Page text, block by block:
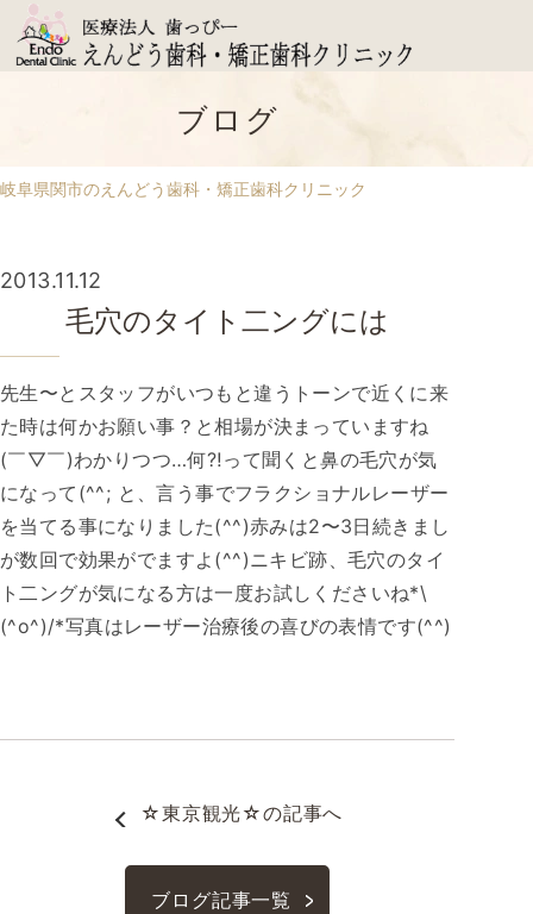
ブログ
岐阜県関市のえんどう歯科・矯正歯科クリニック
毛穴のタイト二ングには
2013.11.12
先生〜とスタッフがいつもと違うトーンで近くに来
た時は何かお願い事？と相場が決まっていますね
(￣▽￣)わかりつつ…何⁈って聞くと鼻の毛穴が気
になって(^^; と、言う事でフラクショナルレーザー
を当てる事になりました(^^)赤みは2〜3日続きまし
が数回で効果がでますよ(^^)ニキビ跡、毛穴のタイ
ト二ングが気になる方は一度お試しくださいね*\
(^o^)/*写真はレーザー治療後の喜びの表情です(^^)
☆東京観光☆の記事へ
ブログ記事一覧